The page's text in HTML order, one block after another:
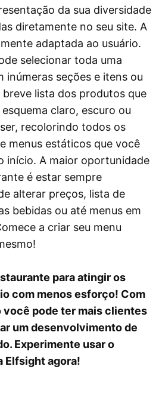
da sua diversidade
diretamente no seu site. A
adaptada ao usuário.
selecionar toda uma
inúmeras seções e itens ou
breve lista dos produtos que
claro, escuro ou
recolorindo todos os
menus estáticos que você
início. A maior oportunidade
é estar sempre
alterar preços, lista de
bebidas ou até menus em
a criar seu menu
para atingir os
com menos esforço! Com
você pode ter mais clientes
um desenvolvimento de
Experimente usar o
Elfsight agora!